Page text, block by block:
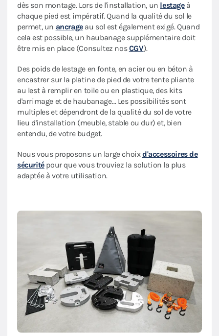
dès son montage. Lors de l'installation, un lestageà
chaque pied est impératif. Quand la qualité du sol le
permet, un ancrageau sol est également exigé. Quand
cela est possible, un haubanage supplémentaire doit
être mis en place (Consultez nosCGV).
Des poids de lestage en fonte, en acier ou en béton à
encastrer sur la platine de pied de votre tente pliante
au lest à remplir en toile ou en plastique, des kits
d'arrimage et de haubanage… Les possibilités sont
multiples et dépendront de la qualité du sol de votre
lieu d'installation (meuble, stable ou dur) et, bien
entendu, de votre budget.
Nous vous proposons un large choixd'accessoires de
sécuritépour que vous trouviez la solution la plus
adaptée à votre utilisation.